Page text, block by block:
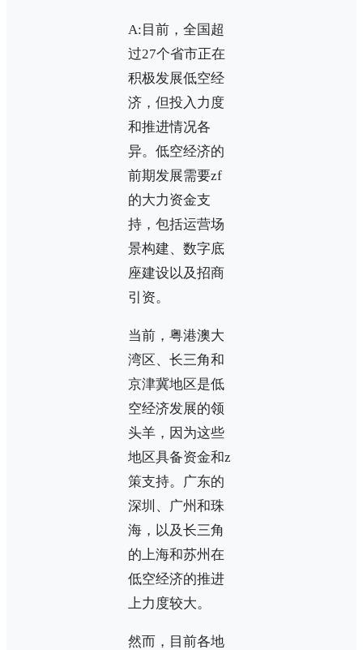
A:目前，全国超
过27个省市正在
积极发展低空经
济，但投入力度
和推进情况各
异。低空经济的
前期发展需要zf
的大力资金支
持，包括运营场
景构建、数字底
座建设以及招商
引资。
当前，粤港澳大
湾区、长三角和
京津冀地区是低
空经济发展的领
头羊，因为这些
地区具备资金和z
策支持。广东的
深圳、广州和珠
海，以及长三角
的上海和苏州在
低空经济的推进
上力度较大。
然而，目前各地